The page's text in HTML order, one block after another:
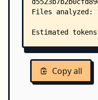
Copy all